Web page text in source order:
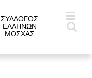
ΣΥΛΛΟΓΟΣ
ΕΛΛΗΝΩΝ
ΜΟΣΧΑΣ